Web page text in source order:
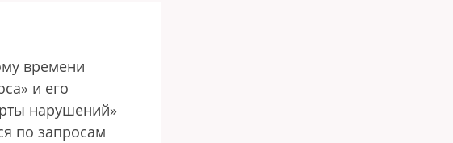
времени
и его
нарушений»
по запросам